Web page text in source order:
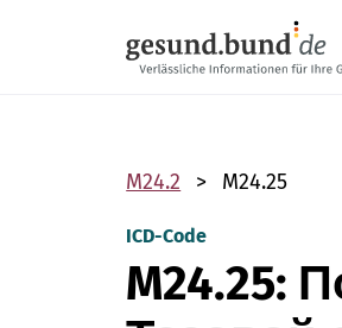
M24.2 M24.25
ICD-Code
M24.25: